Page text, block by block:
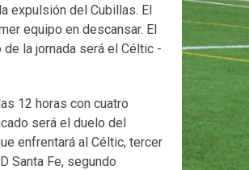
expulsión del Cubillas. El
equipo en descansar. El
la jornada será el Céltic -
12 horas con cuatro
será el duelo del
enfrentará al Céltic, tercer
Santa Fe, segundo